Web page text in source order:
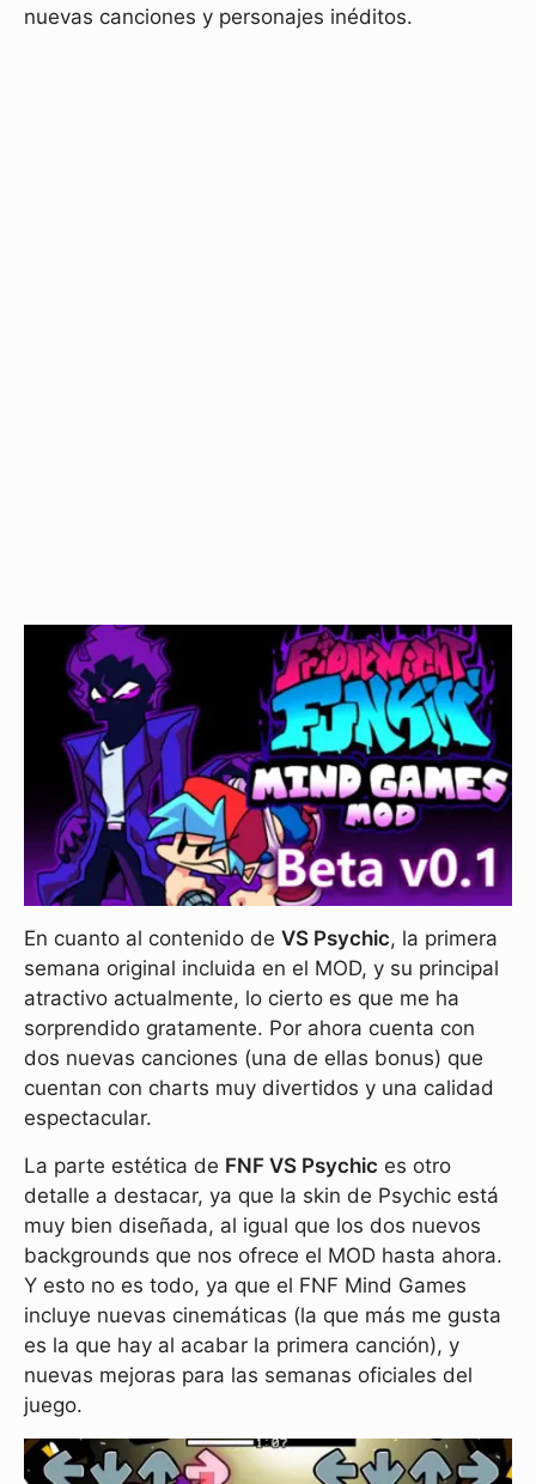
nuevas canciones y personajes inéditos.
En cuanto al contenido de VS Psychic, la primera
semana original incluida en el MOD, y su principal
atractivo actualmente, lo cierto es que me ha
sorprendido gratamente. Por ahora cuenta con
dos nuevas canciones (una de ellas bonus) que
cuentan con charts muy divertidos y una calidad
espectacular.
La parte estética de FNF VS Psychic es otro
detalle a destacar, ya que la skin de Psychic está
muy bien diseñada, al igual que los dos nuevos
backgrounds que nos ofrece el MOD hasta ahora.
Y esto no es todo, ya que el FNF Mind Games
incluye nuevas cinemáticas (la que más me gusta
es la que hay al acabar la primera canción), y
nuevas mejoras para las semanas oficiales del
juego.